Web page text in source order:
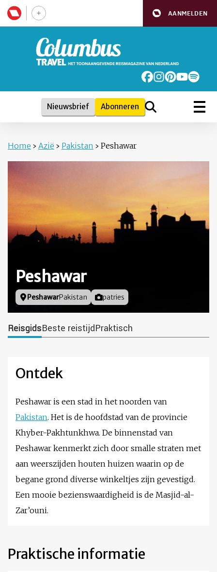
AANMELDEN
Nieuwsbrief Abonneren
Home › Azië › Pakistan › Peshawar
Peshawar
Locatie
PeshawarPakistan Foto door
patries
ReisgidsBeste reistijdPraktisch
Ontdek
Peshawar is een stad in het noorden van
Pakistan. Het is de hoofdstad van de provincie
Khyber-Pakhtunkhwa. De binnenstad van
Peshawar kenmerkt zich door smalle straten met
aan weerszijden houten huizen waarin op de
begane grond diverse winkeltjes zijn gevestigd.
Een mooie bezienswaardigheid is de Masjid-al-
Zar’ouni.
Praktische informatie